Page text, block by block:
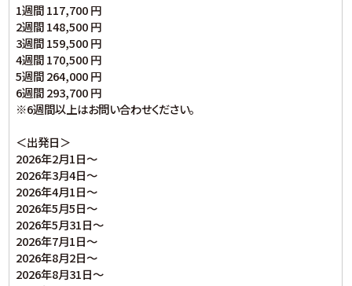
1週間 117,700 円
2週間 148,500 円
3週間 159,500 円
4週間 170,500 円
5週間 264,000 円
6週間 293,700 円
※6週間以上はお問い合わせください。
＜出発日＞
2026年2月1日～
2026年3月4日～
2026年4月1日～
2026年5月5日～
2026年5月31日～
2026年7月1日～
2026年8月2日～
2026年8月31日～